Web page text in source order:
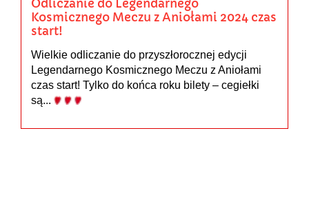
Odliczanie do Legendarnego
Kosmicznego Meczu z Aniołami 2024 czas
start!
Wielkie odliczanie do przyszłorocznej edycji
Legendarnego Kosmicznego Meczu z Aniołami
czas start! Tylko do końca roku bilety – cegiełki
są...